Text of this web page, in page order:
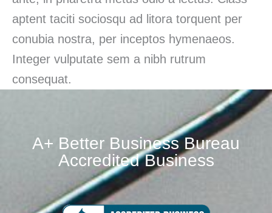
aptent taciti sociosqu ad litora torquent per
conubia nostra, per inceptos hymenaeos.
Integer vulputate sem a nibh rutrum
consequat.
A+ Better Business Bureau
Accredited Business